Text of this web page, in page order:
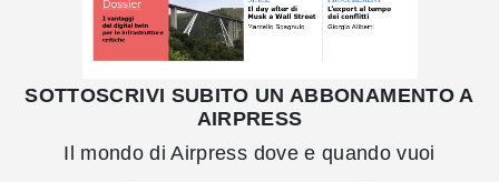
SOTTOSCRIVI SUBITO UN ABBONAMENTO A
AIRPRESS
Il mondo di Airpress dove e quando vuoi